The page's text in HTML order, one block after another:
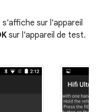
sur l'appareil
sur l'appareil de test.